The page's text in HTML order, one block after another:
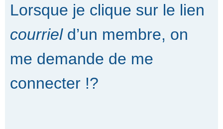
Lorsque je clique sur le lien
courrield’un membre, on
me demande de me
connecter !?